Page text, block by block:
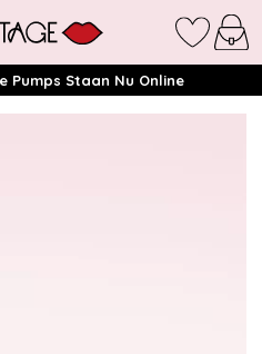
Pumps Staan Nu Online